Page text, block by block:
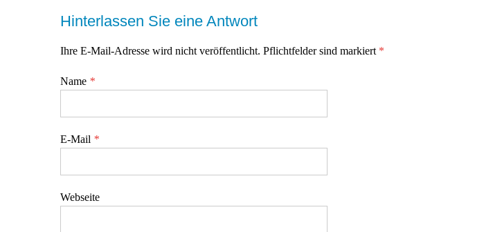
Hinterlassen Sie eine Antwort
Ihre E-Mail-Adresse wird nicht veröffentlicht. Pflichtfelder sind markiert *
Name *
E-Mail *
Webseite